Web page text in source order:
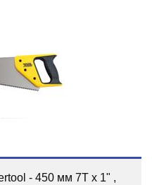
- 450 мм 7T х 1" ,